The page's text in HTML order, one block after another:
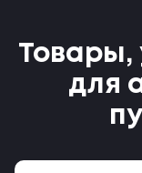
Товары,
для